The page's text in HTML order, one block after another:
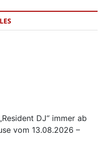
DJ“ immer ab
vom 13.08.2026 –